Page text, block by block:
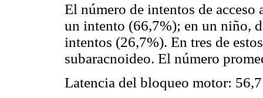
El número de intentos de
un intento (66,7%); en un niño,
intentos (26,7%). En tres de
subaracnoideo. El número
Latencia del bloqueo motor: